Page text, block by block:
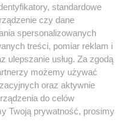
standardowe
czy dane
spersonalizowanych
treści, pomiar reklam i
ulepszanie usług. Za zgodą
możemy używać
oraz aktywnie
do celów
Twoją prywatność, prosimy